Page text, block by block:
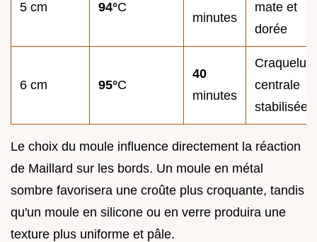
5 cm 94°C
minutes
mate et
dorée
6 cm 95°C
40
minutes
Craquelure
centrale
stabilisée
Le choix du moule influence directement la réaction
de Maillard sur les bords. Un moule en métal
sombre favorisera une croûte plus croquante, tandis
qu'un moule en silicone ou en verre produira une
texture plus uniforme et pâle.